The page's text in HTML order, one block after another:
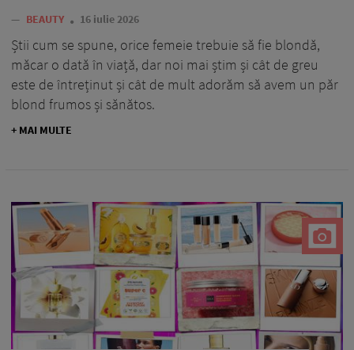
— BEAUTY 16 iulie 2026
Știi cum se spune, orice femeie trebuie să fie blondă,
măcar o dată în viață, dar noi mai știm și cât de greu
este de întreținut și cât de mult adorăm să avem un păr
blond frumos și sănătos.
+ MAI MULTE